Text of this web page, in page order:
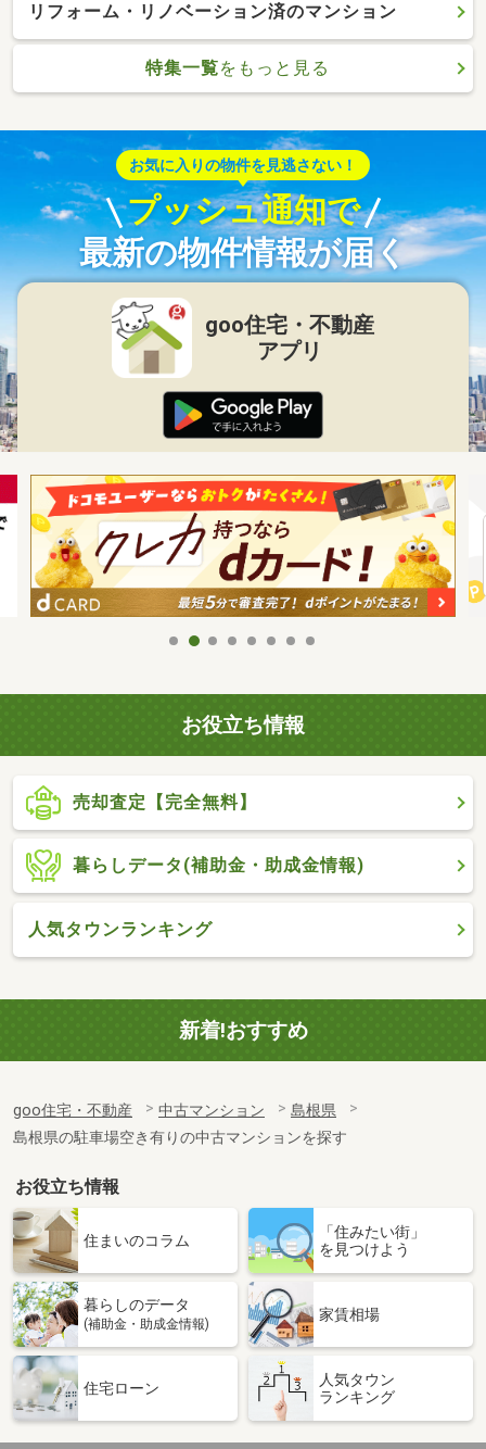
リフォーム・リノベーション済のマンション
特集一覧をもっと見る
お気に入りの物件を見逃さない！
プッシュ通知で
最新の物件情報が届く
goo住宅・不動産
アプリ
お役立ち情報
売却査定【完全無料】
暮らしデータ(補助金・助成金情報)
人気タウンランキング
新着!おすすめ
goo住宅・不動産 中古マンション
島根県
島根県の駐車場空き有りの中古マンションを探す
お役立ち情報
住まいのコラム
「住みたい街」
を見つけよう
暮らしのデータ
(補助金・助成金情報)
家賃相場
住宅ローン
人気タウン
ランキング